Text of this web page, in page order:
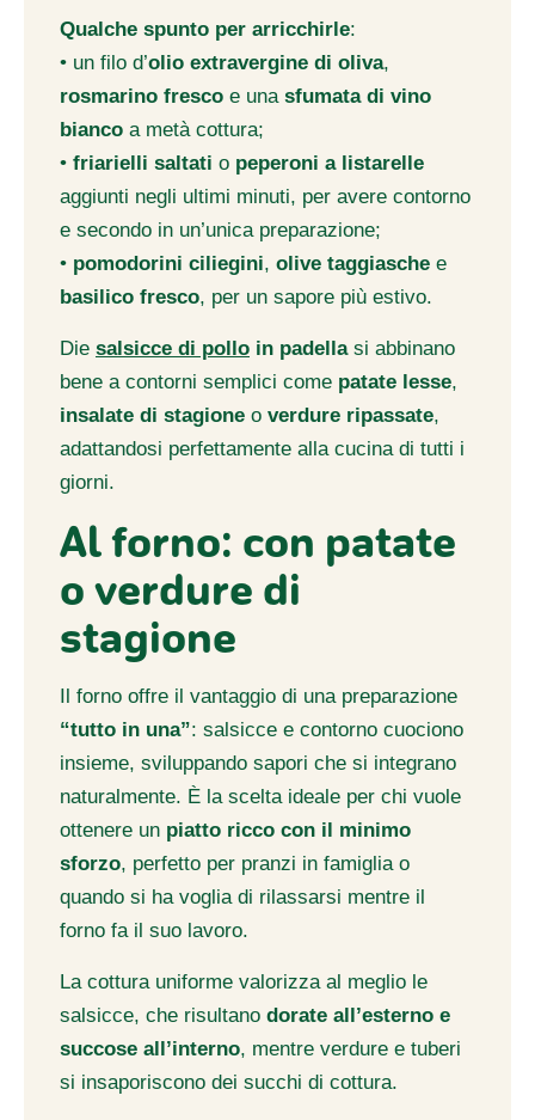
Qualche spunto per arricchirle:
• un filo d’olio extravergine di oliva,
rosmarino fresco e una sfumata di vino
bianco a metà cottura;
• friarielli saltati o peperoni a listarelle
aggiunti negli ultimi minuti, per avere contorno
e secondo in un’unica preparazione;
• pomodorini ciliegini, olive taggiasche e
basilico fresco, per un sapore più estivo.
Die salsicce di pollo in padellasi abbinano
bene a contorni semplici come patate lesse,
insalate di stagione o verdure ripassate,
adattandosi perfettamente alla cucina di tutti i
giorni.
Al forno: con patate
o verdure di
stagione
Il forno offre il vantaggio di una preparazione
“tutto in una”: salsicce e contorno cuociono
insieme, sviluppando sapori che si integrano
naturalmente. È la scelta ideale per chi vuole
ottenere un piatto ricco con il minimo
sforzo, perfetto per pranzi in famiglia o
quando si ha voglia di rilassarsi mentre il
forno fa il suo lavoro.
La cottura uniforme valorizza al meglio le
salsicce, che risultano dorate all’esterno e
succose all’interno, mentre verdure e tuberi
si insaporiscono dei succhi di cottura.